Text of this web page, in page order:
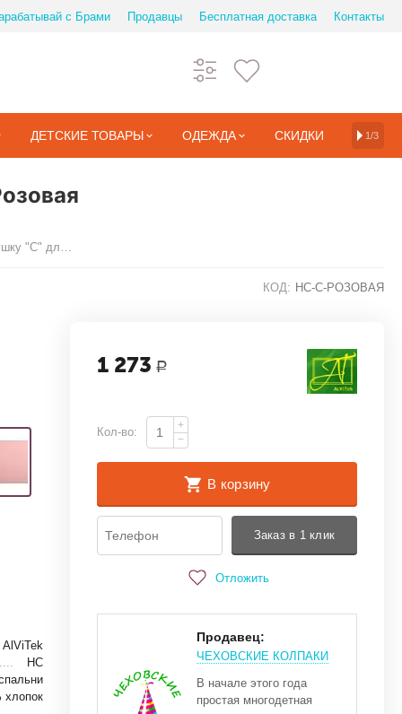
с Брами Продавцы Бесплатная доставка Контакты
ДЕТСКИЕ ТОВАРЫ ОДЕЖДА СКИДКИ 1/3
Розовая наволочка САТИН на подушку "С" для беременных
КОД: НС-С-РОЗОВАЯ
AlViTek
НС
хлопок
1 273 Р
Кол-во:
+
−
В корзину
Заказ в 1 клик
Отложить
Продавец:
ЧЕХОВСКИЕ КОЛПАКИ
В начале этого года
простая многодетная